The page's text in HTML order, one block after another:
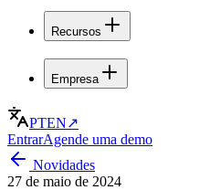
Recursos
Empresa
PTEN↗
EntrarAgende uma demo
Novidades
27 de maio de 2024